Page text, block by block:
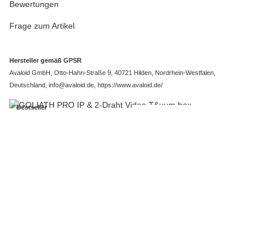
Bewertungen
Frage zum Artikel
Hersteller gemäß GPSR
Avaloid GmbH, Otto-Hahn-Straße 9, 40721 Hilden, Nordrhein-Westfalen,
Deutschland, info@avaloid.de, https://www.avaloid.de/
Bestseller